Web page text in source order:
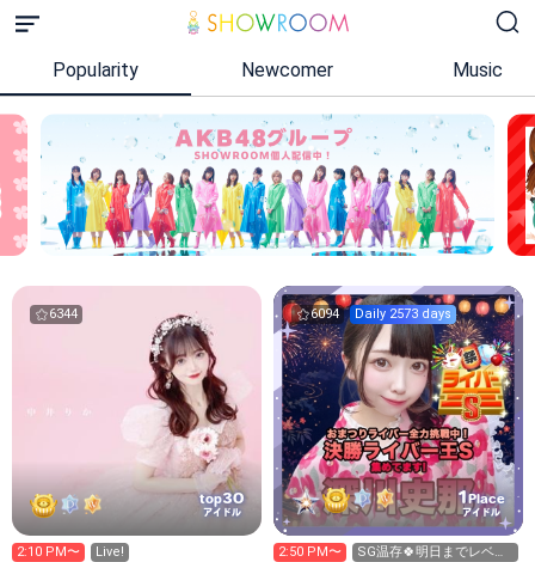
Popularity Newcomer Music
6344
top30
アイドル
2:10 PM〜 Live!
6094 Daily 2573 days
1Place
アイドル
2:50 PM〜
SG温存🍀明日までレベ上